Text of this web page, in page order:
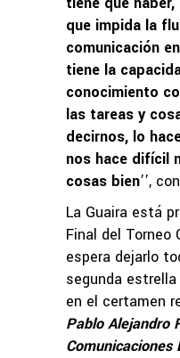
que impida la
comunicación
tiene la
conocimiento
las tareas y
decirnos, lo
nos hace difícil
cosas bien’’,
La Guaira está
Final del Torneo
espera dejarlo
segunda
en el certamen
Pablo Alejandro
Comunicaciones